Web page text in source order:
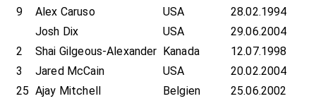
9
Alex Caruso USA
28.02.1994
Josh Dix
USA
29.06.2004
2
Shai Gilgeous-Alexander Kanada
12.07.1998
3
Jared McCain USA
20.02.2004
25 Ajay Mitchell Belgien
25.06.2002